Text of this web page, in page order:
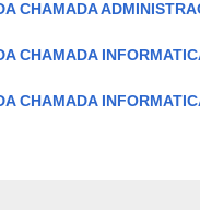
CHAMADA
CHAMADA
CHAMADA